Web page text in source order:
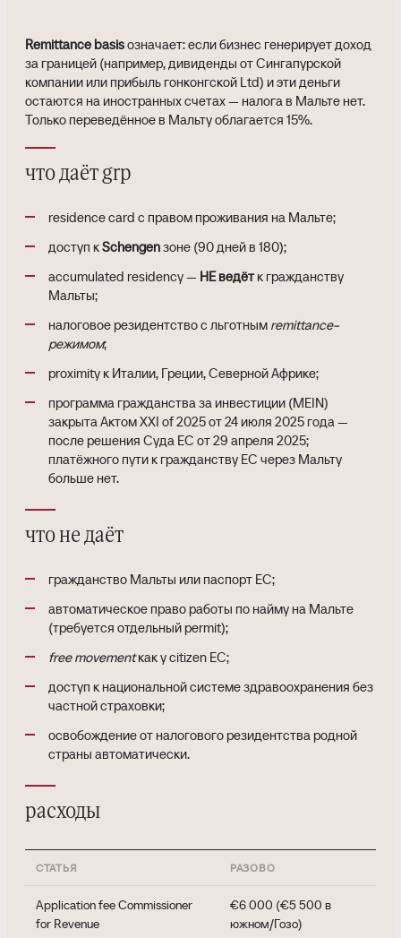
Remittance basisозначает: если бизнес генерирует доход
за границей (например, дивиденды от Сингапурской
компании или прибыль гонконгской Ltd) и эти деньги
остаются на иностранных счетах — налога в Мальте нет.
Только переведённое в Мальту облагается 15%.
что даёт grp
residence card с правом проживания на Мальте;
доступ кSchengenзоне (90 дней в 180);
accumulated residency — НЕ ведётк гражданству
Мальты;
налоговое резидентство с льготным remittance-
режимом;
proximity к Италии, Греции, Северной Африке;
программа гражданства за инвестиции (MEIN)
закрыта Актом XXI of 2025 от 24 июля 2025 года —
после решения Суда ЕС от 29 апреля 2025;
платёжного пути к гражданству ЕС через Мальту
больше нет.
что не даёт
гражданство Мальты или паспорт ЕС;
автоматическое право работы по найму на Мальте
(требуется отдельный permit);
free movementкак у citizen ЕС;
доступ к национальной системе здравоохранения без
частной страховки;
освобождение от налогового резидентства родной
страны автоматически.
расходы
СТАТЬЯ РАЗОВО
Application fee Commissioner
for Revenue
€6 000 (€5 500 в
южном/Гозо)